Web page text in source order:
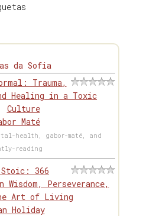
da Sofia
Trauma,
Healing in a Toxic
Culture
Maté
health, gabor-maté, and
reading
366
Wisdom, Perseverance,
Art of Living
Holiday